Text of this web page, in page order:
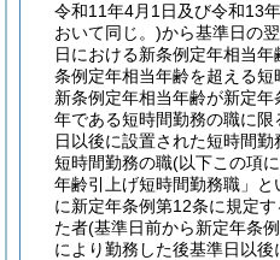
令和11年4月1日及び令和13
おいて同じ。)から基準日の
日における新条例定年相当
条例定年相当年齢を超える短
新条例定年相当年齢が新定
年である短時間勤務の職に限
日以後に設置された短時間
短時間勤務の職(以下この項
年齢引上げ短時間勤務職」と
に新定年条例第12条に規定
た者(基準日前から新定年条
により勤務した後基準日以